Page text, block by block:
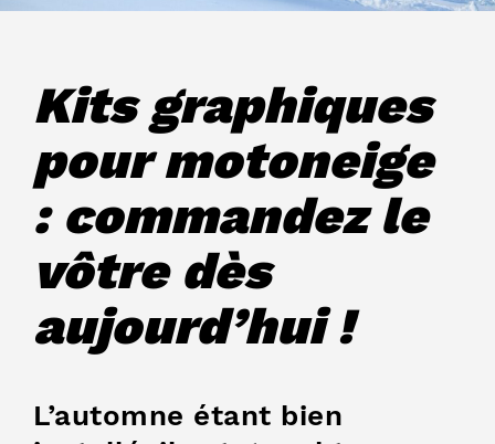
Kits graphiques
pour motoneige
: commandez le
vôtre dès
aujourd’hui !
L’automne étant bien